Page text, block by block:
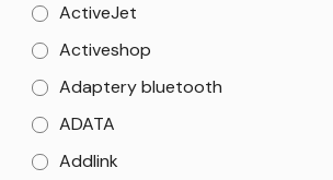
ActiveJet
Activeshop
Adaptery bluetooth
ADATA
Addlink